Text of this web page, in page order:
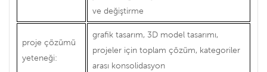
ve değiştirme
proje çözümü
yeteneği:
grafik tasarım, 3D model tasarımı,
projeler için toplam çözüm, kategoriler
arası konsolidasyon